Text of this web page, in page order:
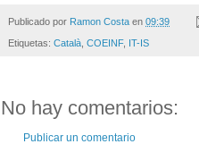
Publicado por Ramon Costa en 09:39
Etiquetas: Català COEINF, IT-IS
No hay comentarios:
Publicar un comentario